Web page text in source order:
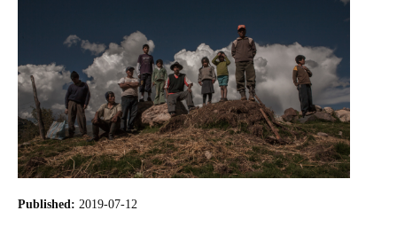
Published: 2019-07-12